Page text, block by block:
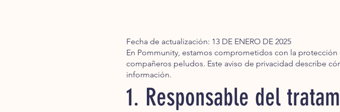
Fecha de actualización: 13 DE ENERO DE 2025
En Pommunity, estamos comprometidos con la
compañeros peludos. Este aviso de privacidad describe
información.
1. Responsable del